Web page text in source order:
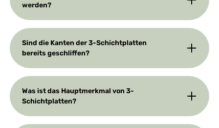
werden?
Sind die Kanten der 3-Schichtplatten
bereits geschliffen?
Was ist das Hauptmerkmal von 3-
Schichtplatten?